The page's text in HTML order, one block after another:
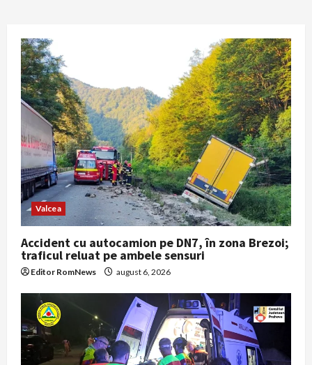
Valcea
Accident cu autocamion pe DN7, în zona Brezoi;
traficul reluat pe ambele sensuri
Editor RomNews august 6, 2026